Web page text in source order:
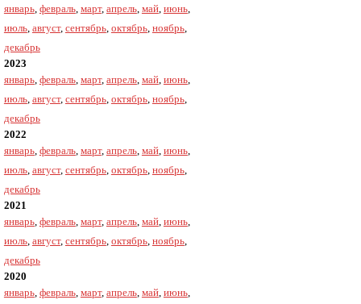
январь, февраль, март, апрель, май, июнь,
июль, август, сентябрь, октябрь, ноябрь,
декабрь
2023
январь, февраль, март, апрель, май, июнь,
июль, август, сентябрь, октябрь, ноябрь,
декабрь
2022
январь, февраль, март, апрель, май, июнь,
июль, август, сентябрь, октябрь, ноябрь,
декабрь
2021
январь, февраль, март, апрель, май, июнь,
июль, август, сентябрь, октябрь, ноябрь,
декабрь
2020
январь, февраль, март, апрель, май, июнь,